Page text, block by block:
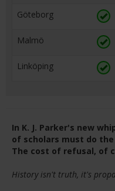
Göteborg
Malmö
Linköping
In K. J. Parker's new
of scholars must do
The cost of refusal, of
History isn't truth, it's